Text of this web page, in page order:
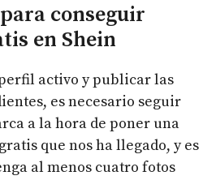
conseguir
en Shein
activo y publicar las
es necesario seguir
a la hora de poner una
que nos ha llegado, y es
al menos cuatro fotos